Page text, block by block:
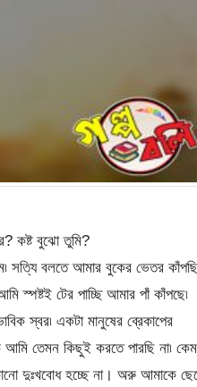
কষ্ট বুঝো তুমি?
সত্যি বলতে আমার বুকের ভেতর
স্পষ্টই টের পাচ্ছি আমার পাঁ কাঁপছে৷
স্বর৷ একটা মানুষের ব্রেকাপের
আমি তেমন কিছুই করতে পারছি না৷
দুঃখবোধ হচ্ছে না। অরু আমাকে